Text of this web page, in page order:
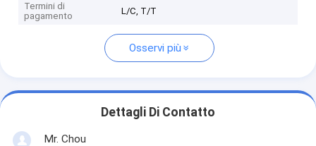
Termini di
pagamento
L/C, T/T
Osservi più
Dettagli Di Contatto
Mr. Chou